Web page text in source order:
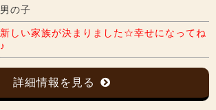
男の子
新しい家族が決まりました☆幸せになってね
♪
詳細情報を見る